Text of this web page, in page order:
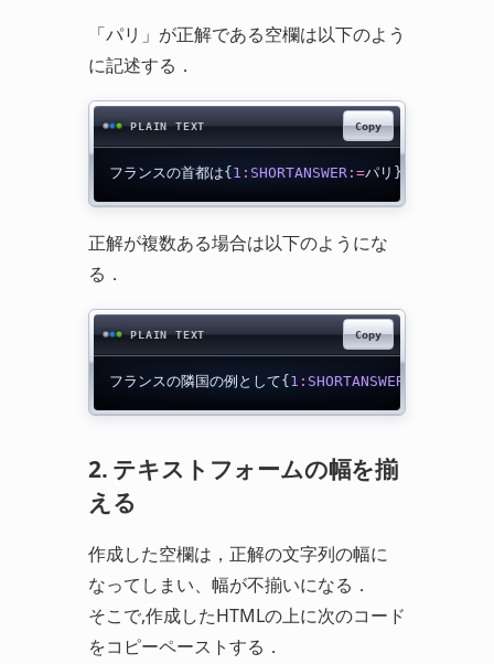
「パリ」が正解である空欄は以下のよう
に記述する．
PLAIN TEXT Copy
フランスの首都は{ 1 : SHORTANSWER :=パリ }
正解が複数ある場合は以下のようにな
る．
PLAIN TEXT Copy
フランスの隣国の例として{ 1 : SHORTANSWER
2. テキストフォームの幅を揃
える
作成した空欄は，正解の文字列の幅に
なってしまい、幅が不揃いになる．
そこで,作成したHTMLの上に次のコード
をコピーペーストする．